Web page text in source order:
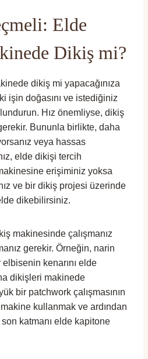
Elde
Dikiş mi?
dikiş mi yapacağınıza
işin doğasını ve istediğiniz
Hız önemliyse, dikiş
Bununla birlikte, daha
veya hassas
elde dikişi tercih
erişiminiz yoksa
ve bir dikiş projesi üzerinde
dikebilirsiniz.
makinesinde çalışmanız
gerekir. Örneğin, narin
elbisenin kenarını elde
dikişleri makinede
bir patchwork çalışmasının
kullanmak ve ardından
katmanı elde kapitone